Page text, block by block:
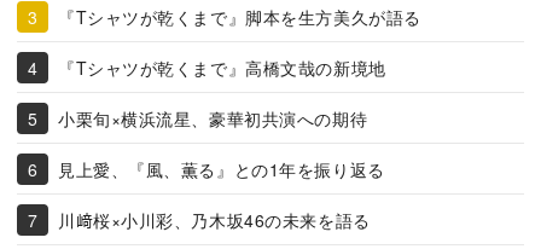
『Tシャツが乾くまで』脚本を生方美久が語る
『Tシャツが乾くまで』高橋文哉の新境地
小栗旬×横浜流星、豪華初共演への期待
見上愛、『風、薫る』との1年を振り返る
川﨑桜×小川彩、乃木坂46の未来を語る